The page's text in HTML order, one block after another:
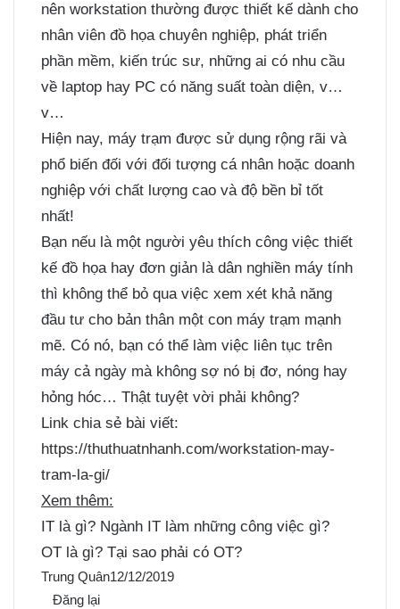
nên workstation thường được thiết kế dành cho
nhân viên đồ họa chuyên nghiệp, phát triển
phần mềm, kiến trúc sư, những ai có nhu cầu
về laptop hay PC có năng suất toàn diện, v…
v…
Hiện nay, máy trạm được sử dụng rộng rãi và
phổ biến đối với đối tượng cá nhân hoặc doanh
nghiệp với chất lượng cao và độ bền bỉ tốt
nhất!
Bạn nếu là một người yêu thích công việc thiết
kế đồ họa hay đơn giản là dân nghiền máy tính
thì không thể bỏ qua việc xem xét khả năng
đầu tư cho bản thân một con máy trạm mạnh
mẽ. Có nó, bạn có thể làm việc liên tục trên
máy cả ngày mà không sợ nó bị đơ, nóng hay
hỏng hóc… Thật tuyệt vời phải không?
Link chia sẻ bài viết:
https://thuthuatnhanh.com/workstation-may-
tram-la-gi/
Xem thêm:
IT là gì? Ngành IT làm những công việc gì?
OT là gì? Tại sao phải có OT?
Trung Quân12/12/2019
Đăng lại